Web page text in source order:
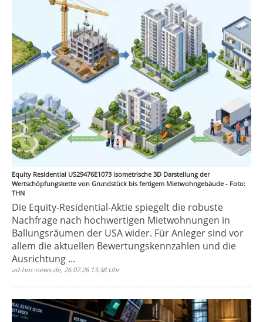
Equity Residential US29476E1073 isometrische 3D Darstellung der
Wertschöpfungskette von Grundstück bis fertigem Mietwohngebäude - Foto:
THN
Die Equity-Residential-Aktie spiegelt die robuste
Nachfrage nach hochwertigen Mietwohnungen in
Ballungsräumen der USA wider. Für Anleger sind vor
allem die aktuellen Bewertungskennzahlen und die
Ausrichtung ...
ad-hoc-news.de, 26.07.26 13:38 Uhr